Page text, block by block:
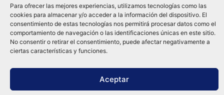
Para ofrecer las mejores experiencias, utilizamos tecnologías como las
cookies para almacenar y/o acceder a la información del dispositivo. El
consentimiento de estas tecnologías nos permitirá procesar datos como el
comportamiento de navegación o las identificaciones únicas en este sitio.
No consentir o retirar el consentimiento, puede afectar negativamente a
ciertas características y funciones.
Aceptar
Tu compra es respaldada por nuestro certificado SSL y operada bajo las
mejores prácticas de seguridad.
Distribuidora Tamex - México
e-commerce